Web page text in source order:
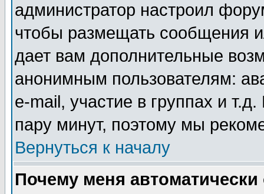
администратор настроил
чтобы размещать сообщения
дает вам дополнительные
анонимным пользователям:
e-mail, участие в группах и
пару минут, поэтому мы
Вернуться к началу
Почему меня автоматически